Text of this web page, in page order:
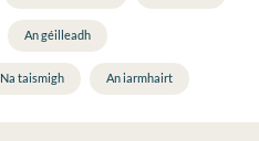
An géilleadh
Na taismigh An iarmhairt